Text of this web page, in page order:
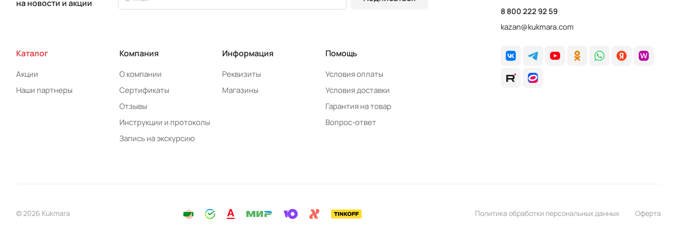
на новости и акции
Каталог
Акции
Наши партнеры
Компания
О компании
Сертификаты
Отзывы
Инструкции и протоколы
Запись на экскурсию
Информация
Реквизиты
Магазины
Помощь
Условия оплаты
Условия доставки
Гарантия на товар
Вопрос-ответ
8 800 222 92 59
kazan@kukmara.com
© 2026 Kukmara Политика обработки персональных данных Оферта